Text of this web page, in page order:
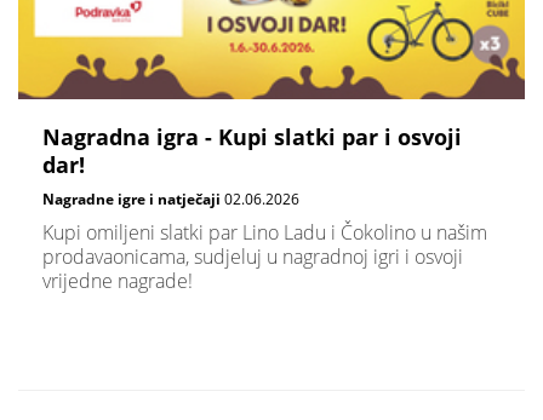
Nagradna igra - Kupi slatki par i osvoji
dar!
Nagradne igre i natječaji 02.06.2026
Kupi omiljeni slatki par Lino Ladu i Čokolino u našim
prodavaonicama, sudjeluj u nagradnoj igri i osvoji
vrijedne nagrade!